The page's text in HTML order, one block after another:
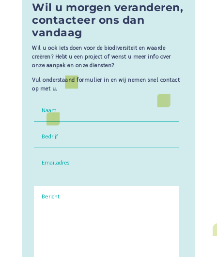
Wil u morgen veranderen,
contacteer ons dan
vandaag
Wil u ook iets doen voor de biodiversiteit en waarde
creëren? Hebt u een project of wenst u meer info over
onze aanpak en onze diensten?
Vul onderstaand formulier in en wij nemen snel contact
op met u.